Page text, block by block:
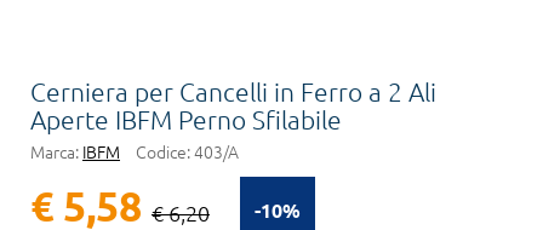
Cerniera per Cancelli in Ferro a 2 Ali
Aperte IBFM Perno Sfilabile
Marca: IBFM Codice:403/A
-10%
€ 5,58 € 6,20